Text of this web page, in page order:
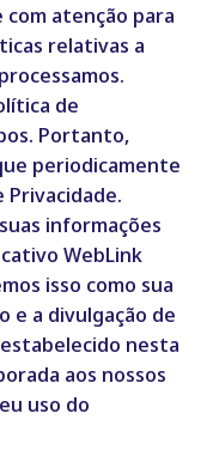
com atenção para
relativas a
de
Portanto,
periodicamente
Privacidade.
informações
WebLink
isso como sua
e a divulgação de
nesta
aos nossos
uso do